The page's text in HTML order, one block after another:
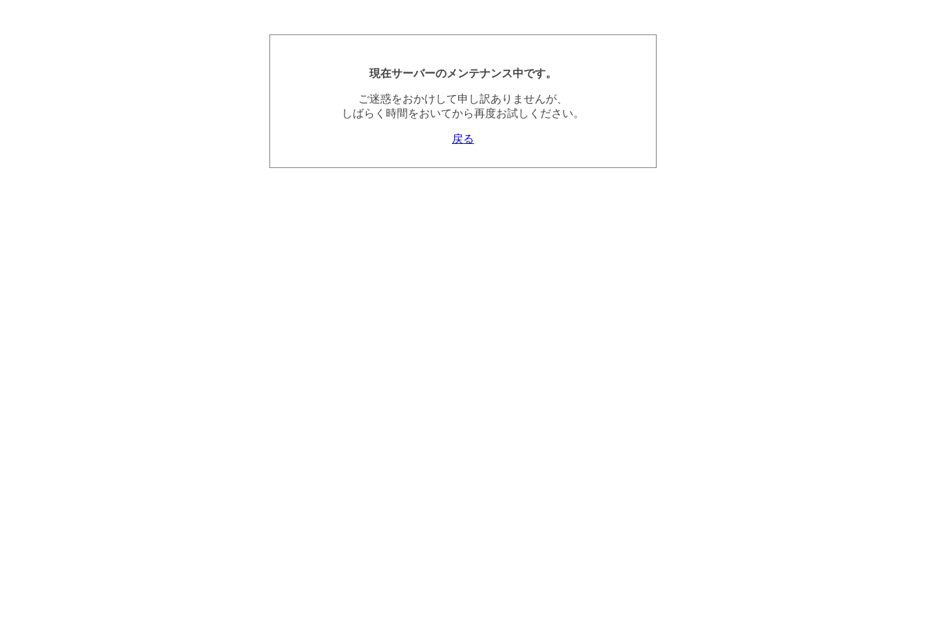
現在サーバーのメンテナンス中です。
ご迷惑をおかけして申し訳ありませんが、
しばらく時間をおいてから再度お試しください。
戻る